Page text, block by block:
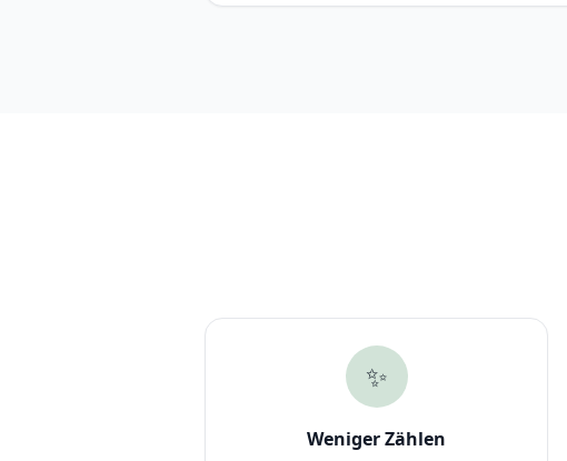
✨
Weniger Zählen